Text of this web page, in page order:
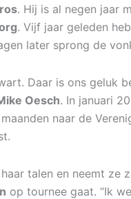
. Hij is al negen jaar
. Vijf jaar geleden
later sprong de
Daar is ons geluk
Oesch. In januari
naar de
talen en neemt ze
op tournee gaat. “Ik